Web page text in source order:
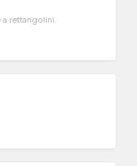
impasto tagliate a rettangolini.